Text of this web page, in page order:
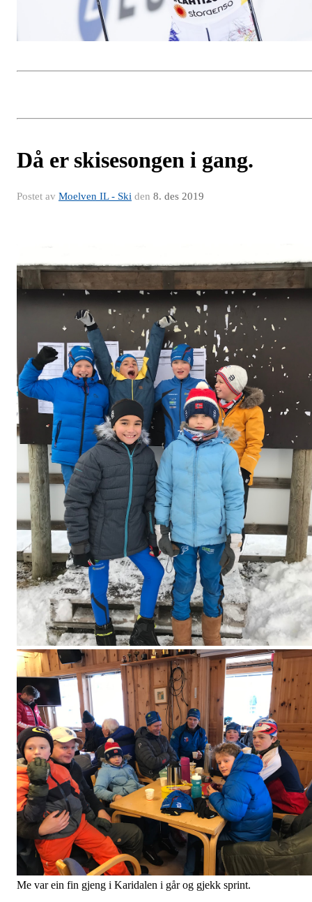
Då er skisesongen i gang.
Postet av Moelven IL - Ski den 8. des 2019
Me var ein fin gjeng i Karidalen i går og gjekk sprint.